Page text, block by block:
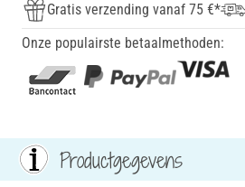
Gratis verzending vanaf 75 €*
Onze populairste betaalmethoden:
Productgegevens